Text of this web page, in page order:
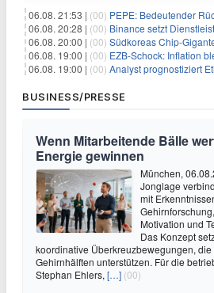
06.08. 21:53 | (00) PEPE: Bedeutender Rückgang des
06.08. 20:28 | (00) Binance setzt Dienstleistungen aus und
06.08. 20:00 | (00) Südkoreas Chip-Giganten explodieren:
06.08. 19:00 | (00) EZB-Schock: Inflation bleibt
06.08. 19:00 | (00) Analyst prognostiziert Ethereum-Rallye auf
BUSINESS/PRESSE
Wenn Mitarbeitende Bälle
Energie gewinnen
München,
Jonglage
mit
Motivation und
Das Konzept
koordinative Überkreuzbewegungen,
Gehirnhälften unterstützen. Für die
Stephan Ehlers, […] (00)